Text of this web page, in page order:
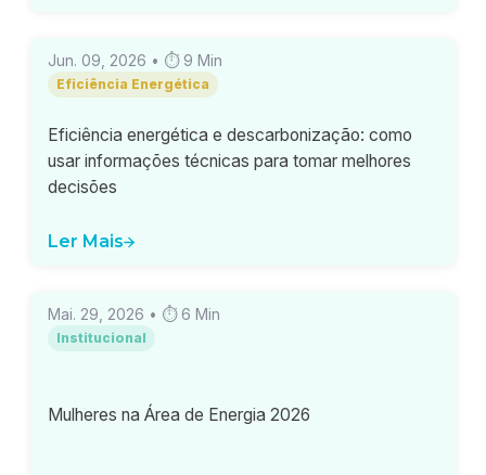
Jun. 09, 2026 • ⏱ 9 Min
Eficiência Energética
Eficiência energética e descarbonização: como
usar informações técnicas para tomar melhores
decisões
Ler Mais
Mai. 29, 2026 • ⏱ 6 Min
Institucional
Mulheres na Área de Energia 2026